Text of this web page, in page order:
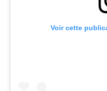
Voir cette